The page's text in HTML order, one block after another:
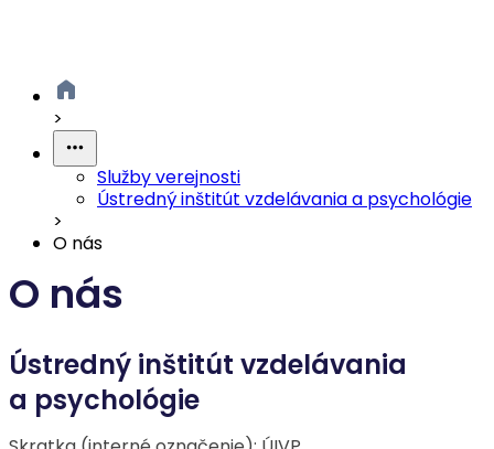
>
Služby verejnosti
Ústredný inštitút vzdelávania a psychológie
>
O nás
O nás
Ústredný inštitút vzdelávania
a psychológie